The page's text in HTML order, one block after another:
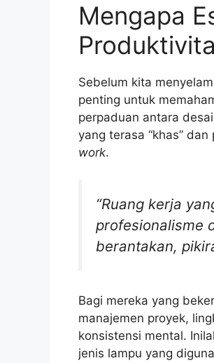
Mengapa
Sebelum kita
penting untuk
perpaduan antara
yang terasa “khas”
work.
“Ruang kerja
profesionalisme
berantakan,
Bagi mereka yang
manajemen proyek,
konsistensi mental.
jenis lampu yang